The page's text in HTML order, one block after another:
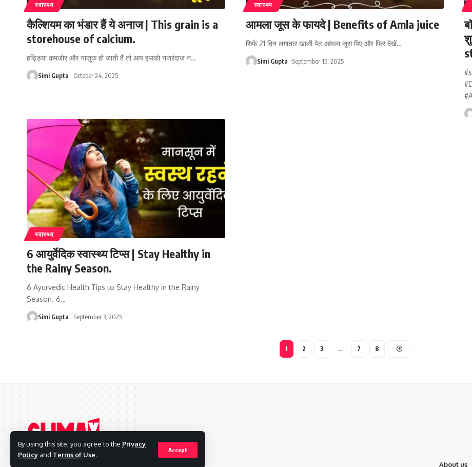
By using this site, you agree to the Privacy
Policy and Terms of Use.
Accept
स्वास्थ्य
कैल्शियम का भंडार हैं ये अनाज | This grain is a
storehouse of calcium.
हड्डियां कमज़ोर और नाज़ुक हो जाती हैं तो आप इसको नजरंदाज न…
Simi Gupta October 24, 2025
स्वास्थ्य
आमला जूस के फायदे | Benefits of Amla juice
सिर्फ 21 दिन लगातार खाली पेट आंवला जूस पिए और फिर देखें…
Simi Gupta September 15, 2025
स्वास्थ्य
6 आयुर्वेदिक स्वास्थ्य टिप्स | Stay Healthy in
the Rainy Season.
6 Ayurvedic Health Tips to Stay Healthy in the Rainy
Season. 6…
Simi Gupta September 3, 2025
1 2 3 … 7 8
About us